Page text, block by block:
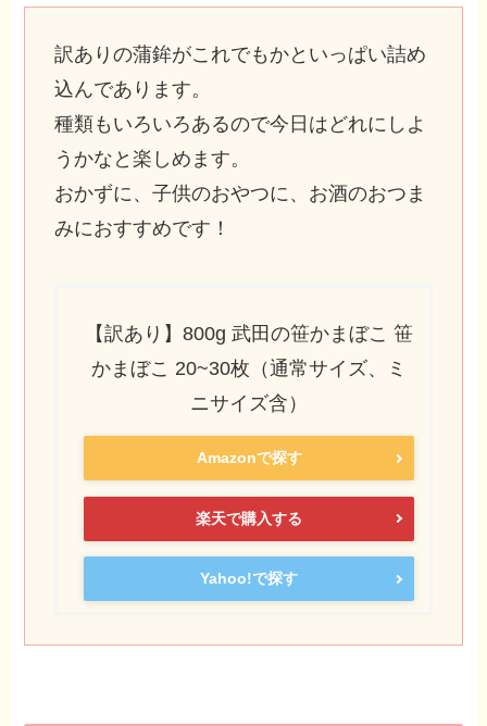
訳ありの蒲鉾がこれでもかといっぱい詰め
込んであります。
種類もいろいろあるので今日はどれにしよ
うかなと楽しめます。
おかずに、子供のおやつに、お酒のおつま
みにおすすめです！
【訳あり】800g 武田の笹かまぼこ 笹
かまぼこ 20~30枚（通常サイズ、ミ
ニサイズ含）
Amazonで探す
楽天で購入する
Yahoo!で探す